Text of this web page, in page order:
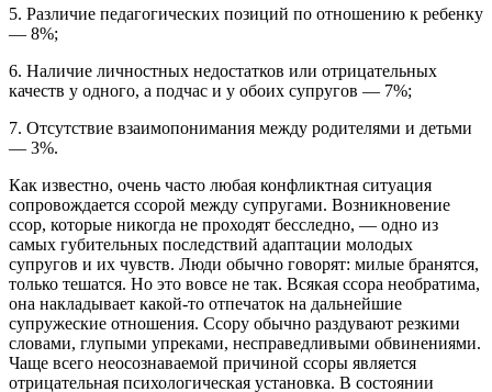
5. Различие педагогических позиций по отношению к ребенку
— 8%;
6. Наличие личностных недостатков или отрицательных
качеств у одного, а подчас и у обоих супругов — 7%;
7. Отсутствие взаимопонимания между родителями и детьми
— 3%.
Как известно, очень часто любая конфликтная ситуация
сопровождается ссорой между супругами. Возникновение
ссор, которые никогда не проходят бесследно, — одно из
самых губительных последствий адаптации молодых
супругов и их чувств. Люди обычно говорят: милые бранятся,
только тешатся. Но это вовсе не так. Всякая ссора необратима,
она накладывает какой-то отпечаток на дальнейшие
супружеские отношения. Ссору обычно раздувают резкими
словами, глупыми упреками, несправедливыми обвинениями.
Чаще всего неосознаваемой причиной ссоры является
отрицательная психологическая установка. В состоянии